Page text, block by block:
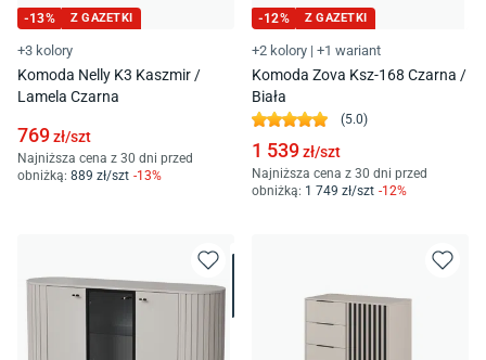
-13% Z GAZETKI
+3 kolory
Komoda Nelly K3 Kaszmir /
Lamela Czarna
769zł/szt
Najniższa cena z 30 dni przed
obniżką: 889 zł/szt -13%
-12% Z GAZETKI
+2 kolory | +1 wariant
Komoda Zova Ksz-168 Czarna /
Biała
(5.0)
1 539zł/szt
Najniższa cena z 30 dni przed
obniżką: 1 749 zł/szt -12%